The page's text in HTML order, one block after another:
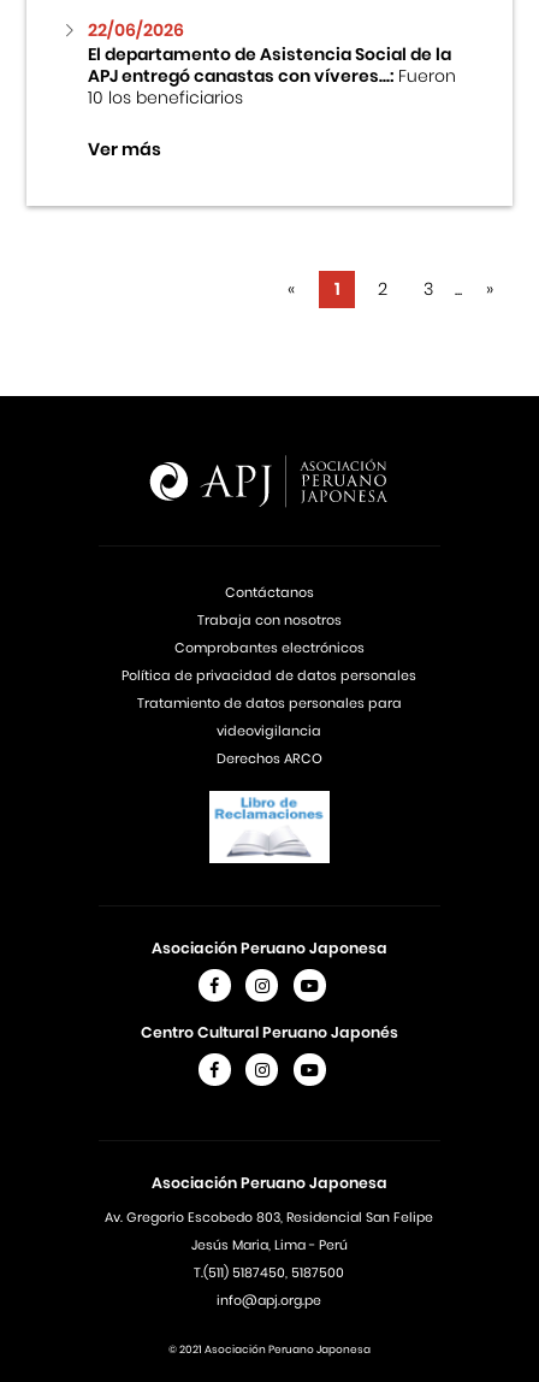
22/06/2026
El departamento de Asistencia Social de la
APJ entregó canastas con víveres...:Fueron
10 los beneficiarios
Ver más
« 1 2 3 ... »
Asociación Peruano Japonesa
Av. Gregorio Escobedo 803, Residencial San Felipe
Jesús Maria, Lima - Perú
T.(511) 5187450, 5187500
info@apj.org.pe
Asociación Peruano Japonesa
Centro Cultural Peruano Japonés
Contáctanos
Trabaja con nosotros
Comprobantes electrónicos
Política de privacidad de datos personales
Tratamiento de datos personales para
videovigilancia
Derechos ARCO
© 2021 Asociación Peruano Japonesa